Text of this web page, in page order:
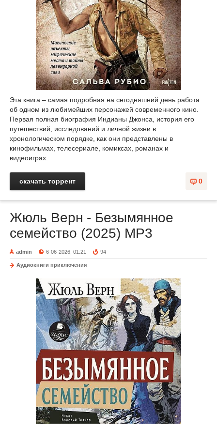
Эта книга – самая подробная на сегодняшний день работа
об одном из любимейших персонажей современного кино.
Первая полная биография Индианы Джонса, история его
путешествий, исследований и личной жизни в
хронологическом порядке, как они представлены в
кинофильмах, телесериале, комиксах, романах и
видеоиграх.
0
скачать торрент
Жюль Верн - Безымянное
семейство (2025) MP3
admin 6-06-2026, 01:21 94
Аудиокниги приключения